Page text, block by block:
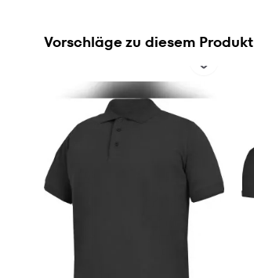
Vorschläge zu diesem Produkt